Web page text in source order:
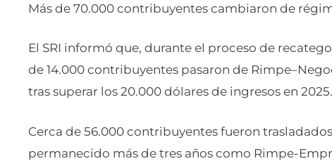
Más de 70.000 contribuyentes cambiaron de
El SRI informó que, durante el proceso de
de 14.000 contribuyentes pasaron de
tras superar los 20.000 dólares de ingresos en 2025.
Cerca de 56.000 contribuyentes fueron
permanecido más de tres años como Rimpe-